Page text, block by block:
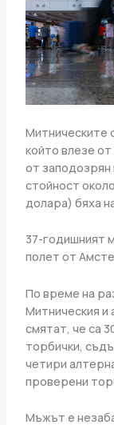
Митническите
който влезе
от заподозрян
стойност
долара) бяха
37-годишният
полет от
По време на
Митническия и
смятат, че са
торбички,
четири
проверени
Мъжът е